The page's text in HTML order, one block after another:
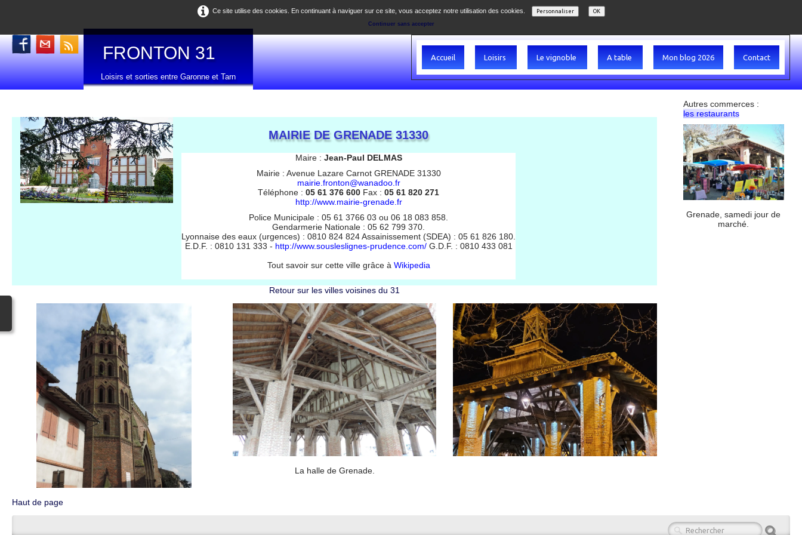
Ce site utilise des cookies. En continuant à naviguer sur ce site, vous acceptez notre utilisation des cookies. Personnaliser OK
Continuer sans accepter
FRONTON 31
Loisirs et sorties entre Garonne et Tarn
Accueil Loisirs Le vignoble A table Mon blog 2026 Contact
MAIRIE DE GRENADE 31330
Maire : Jean-Paul DELMAS
Mairie : Avenue Lazare Carnot GRENADE 31330
mairie.fronton@wanadoo.fr
Téléphone : 05 61 376 600 Fax : 05 61 820 271
http://www.mairie-grenade.fr
Police Municipale : 05 61 3766 03 ou 06 18 083 858.
Gendarmerie Nationale : 05 62 799 370.
Lyonnaise des eaux (urgences) : 0810 824 824 Assainissement (SDEA) : 05 61 826 180.
E.D.F. : 0810 131 333 - http://www.sousleslignes-prudence.com/G.D.F. : 0810 433 081
Tout savoir sur cette ville grâce à Wikipedia
Retour sur les villes voisines du 31
La halle de Grenade.
Haut de page
Autres commerces :
les restaurants
Grenade, samedi jour de
marché.